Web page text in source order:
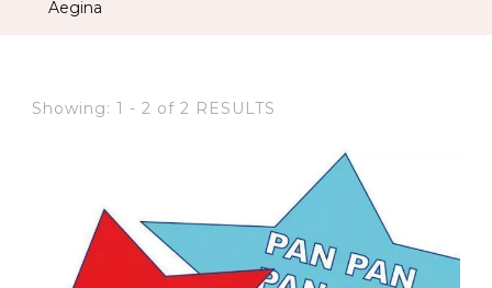
Aegina
Showing: 1 - 2 of 2 RESULTS